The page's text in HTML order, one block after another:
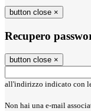
button close ×
Recupero
button close ×
all'indirizzo indicato con
Non hai una e-mail